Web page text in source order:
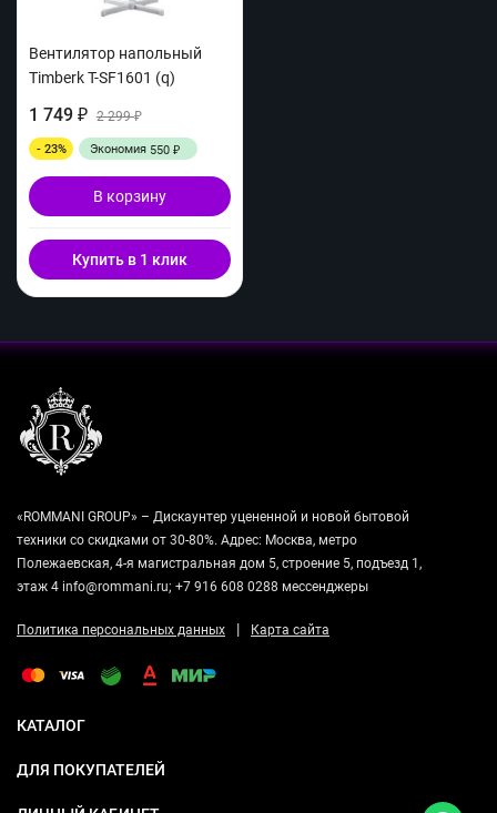
Вентилятор напольный
Timberk T-SF1601 (q)
1 749 ₽ 2 299₽
- 23% Экономия 550 ₽
В корзину
Купить в 1 клик
«ROMMANI GROUP» – Дискаунтер уцененной и новой бытовой
техники со скидками от 30-80%. Адрес: Москва, метро
Полежаевская, 4-я магистральная дом 5, строение 5, подъезд 1,
этаж 4 info@rommani.ru; +7 916 608 0288 мессенджеры
Политика персональных данных | Карта сайта
КАТАЛОГ
ДЛЯ ПОКУПАТЕЛЕЙ